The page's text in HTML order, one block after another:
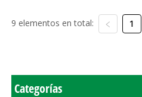
9 elementos en total: 1
Categorías